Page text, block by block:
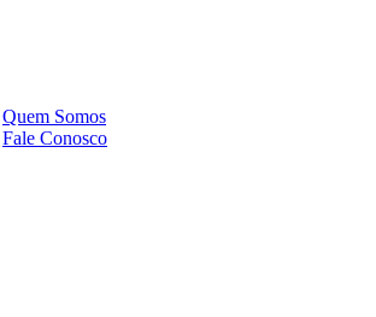
Quem Somos
Fale Conosco